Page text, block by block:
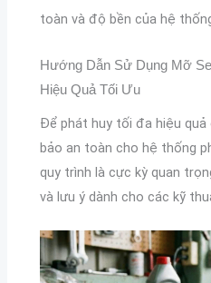
toàn và độ bền của hệ
Hướng Dẫn Sử Dụng Mỡ
Hiệu Quả Tối Ưu
Để phát huy tối đa hiệu quả
bảo an toàn cho hệ thống
quy trình là cực kỳ quan
và lưu ý dành cho các kỹ